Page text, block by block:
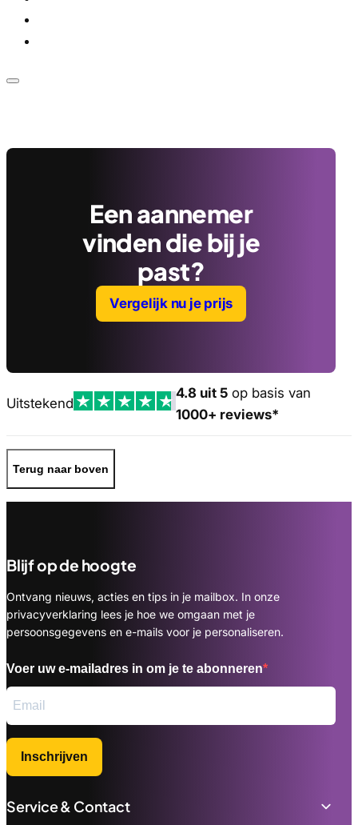
Een aannemer
vinden die bij je
past?
Vergelijk nu je prijs
Uitstekend
4.8 uit 5 op basis van
1000+ reviews*
Terug naar boven
Blijf op de hoogte
Ontvang nieuws, acties en tips in je mailbox. In onze
privacyverklaring lees je hoe we omgaan met je
persoonsgegevens en e-mails voor je personaliseren.
Voer uw e-mailadres in om je te abonneren
Inschrijven
Service & Contact